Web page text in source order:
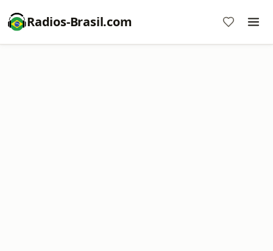
Radios-Brasil.com